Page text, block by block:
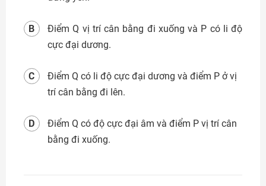
Điểm Q vị trí cân bằng đi xuống và P có li độ
cực đại dương.
B
Điểm Q có li độ cực đại dương và điểm P ở vị
trí cân bằng đi lên.
C
Điểm Q có độ cực đại âm và điểm P vị trí cân
bằng đi xuống.
D